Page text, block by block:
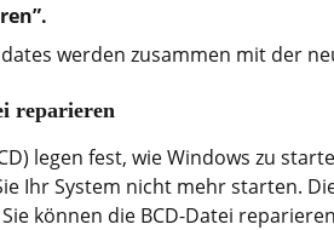
werden zusammen mit der
reparieren
legen fest, wie Windows zu
Ihr System nicht mehr starten.
können die BCD-Datei